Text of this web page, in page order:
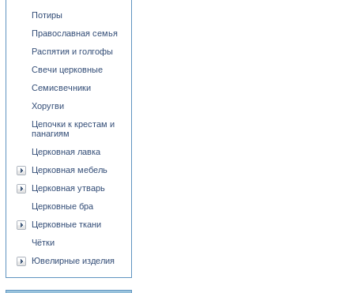
Потиры
Православная семья
Распятия и голгофы
Свечи церковные
Семисвечники
Хоругви
Цепочки к крестам и
панагиям
Церковная лавка
Церковная мебель
Церковная утварь
Церковные бра
Церковные ткани
Чётки
Ювелирные изделия